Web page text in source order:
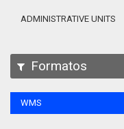
ADMINISTRATIVE UNITS
Formatos
WMS